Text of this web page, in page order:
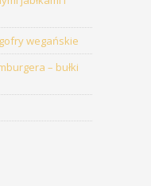
wegańskie
– bułki